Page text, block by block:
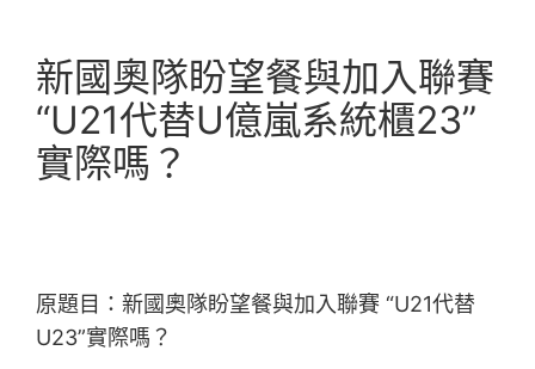
新國奧隊盼望餐與加入聯賽
“U21代替U億嵐系統櫃23”
實際嗎？
原題目：新國奧隊盼望餐與加入聯賽 “U21代替
U23”實際嗎？